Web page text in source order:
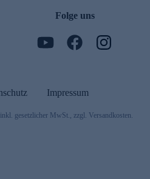
Folge uns
Impressum
gesetzlicher MwSt., zzgl. Versandkosten.